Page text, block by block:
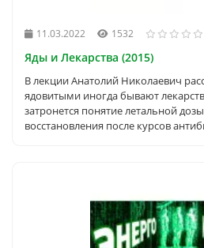
11.03.2022 1532
Яды и Лекарства (2015)
В лекции Анатолий Николаевич
ядовитыми иногда бывают
затронется понятие летальной
восстановления после курсов